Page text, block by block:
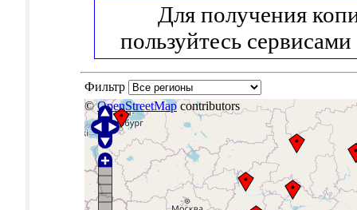
Для получения
пользуйтесь сервисами
Фильтр
©OpenStreetMapcontributors